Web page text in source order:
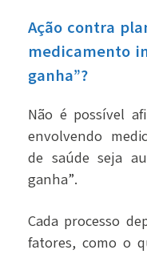
Ação contra
medicamento
ganha”?
Não é possível
envolvendo
de saúde seja
ganha”.
Cada processo
fatores, como o